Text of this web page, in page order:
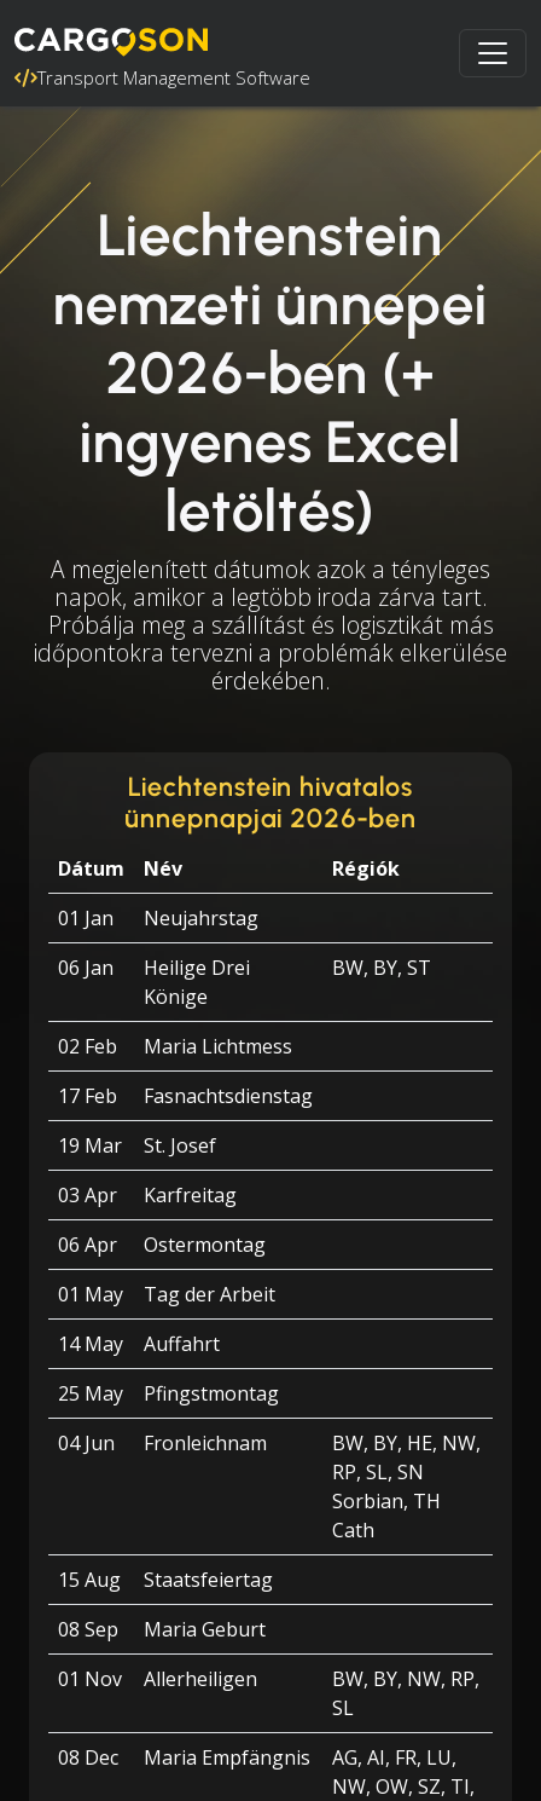
Transport Management Software
Liechtenstein
nemzeti ünnepei
2026-ben (+
ingyenes Excel
letöltés)
A megjelenített dátumok azok a tényleges
napok, amikor a legtöbb iroda zárva tart.
Próbálja meg a szállítást és logisztikát más
időpontokra tervezni a problémák elkerülése
érdekében.
Liechtenstein hivatalos
ünnepnapjai 2026-ben
Dátum Név
Régiók
01 Jan
Neujahrstag
06 Jan
Heilige Drei
Könige
BW, BY, ST
02 Feb
Maria Lichtmess
17 Feb
Fasnachtsdienstag
19 Mar
St. Josef
03 Apr
Karfreitag
06 Apr
Ostermontag
01 May
Tag der Arbeit
14 May
Auffahrt
25 May
Pfingstmontag
04 Jun
Fronleichnam
BW, BY, HE, NW,
RP, SL, SN
Sorbian, TH
Cath
15 Aug
Staatsfeiertag
08 Sep
Maria Geburt
01 Nov
Allerheiligen
BW, BY, NW, RP,
SL
08 Dec
Maria Empfängnis
AG, AI, FR, LU,
NW, OW, SZ, TI,